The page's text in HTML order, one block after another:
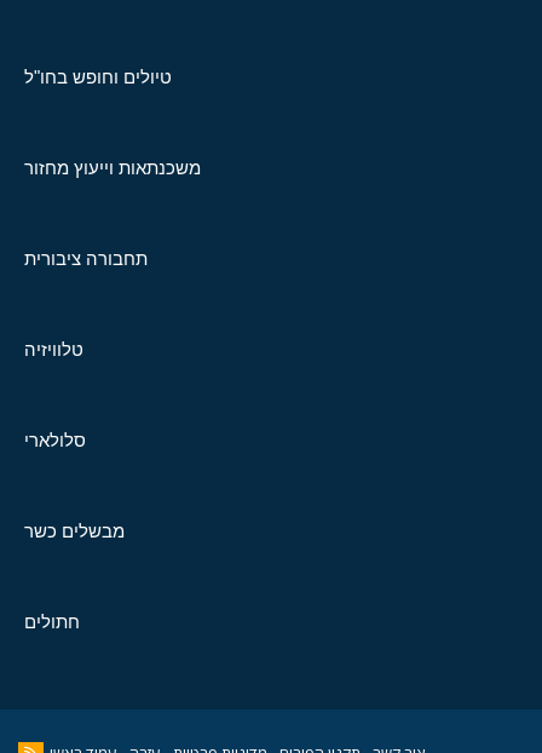
טיולים וחופש בחו"ל
משכנתאות וייעוץ מחזור
תחבורה ציבורית
טלוויזיה
סלולארי
מבשלים כשר
חתולים